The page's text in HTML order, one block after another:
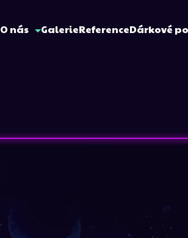
O nás GalerieReferenceDárkové